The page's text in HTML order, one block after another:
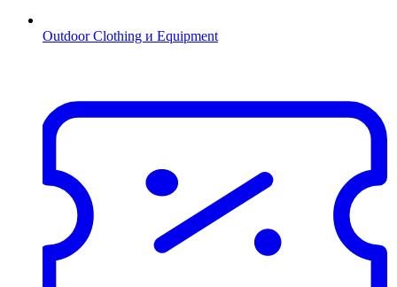
Outdoor Clothing и Equipment